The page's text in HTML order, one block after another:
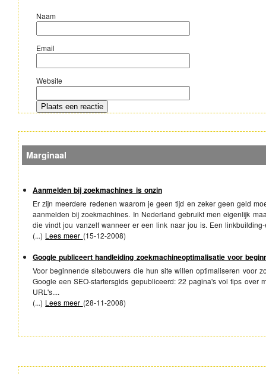
Naam
Email
Website
Marginaal
Aanmelden bij zoekmachines is onzin
Er zijn meerdere redenen waarom je geen tijd en zeker geen geld
aanmelden bij zoekmachines. In Nederland gebruikt men eigenlijk
die vindt jou vanzelf wanneer er een link naar jou is. Een linkbuilding-
(...) Lees meer (15-12-2008)
Google publiceert handleiding zoekmachineoptimalisatie voor
Voor beginnende sitebouwers die hun site willen optimaliseren voor
Google een SEO-startersgids gepubliceerd: 22 pagina's vol tips over
URL's....
(...) Lees meer (28-11-2008)